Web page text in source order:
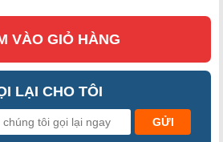
VÀO GIỎ HÀNG
LẠI CHO TÔI